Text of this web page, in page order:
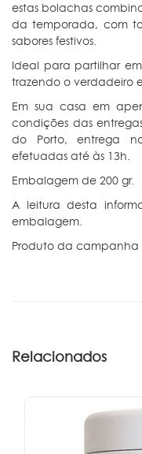
estas bolachas
da temporada, com
sabores festivos.
Ideal para partilhar
trazendo o verdadeiro
Em sua casa em
condições das
do Porto, entrega
efetuadas até às 13h.
Embalagem de 200 gr.
A leitura desta
embalagem.
Produto da campanha
Relacionados